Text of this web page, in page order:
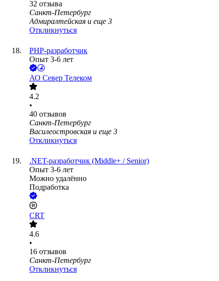
32 отзыва
Санкт-Петербург
Адмиралтейская и еще 3
Откликнуться
PHP-разработчик
Опыт 3-6 лет
АО Север Телеком
4.2
•
40 отзывов
Санкт-Петербург
Василеостровская и еще 3
Откликнуться
.NET-разработчик (Middle+ / Senior)
Опыт 3-6 лет
Можно удалённо
Подработка
CRT
4.6
•
16 отзывов
Санкт-Петербург
Откликнуться